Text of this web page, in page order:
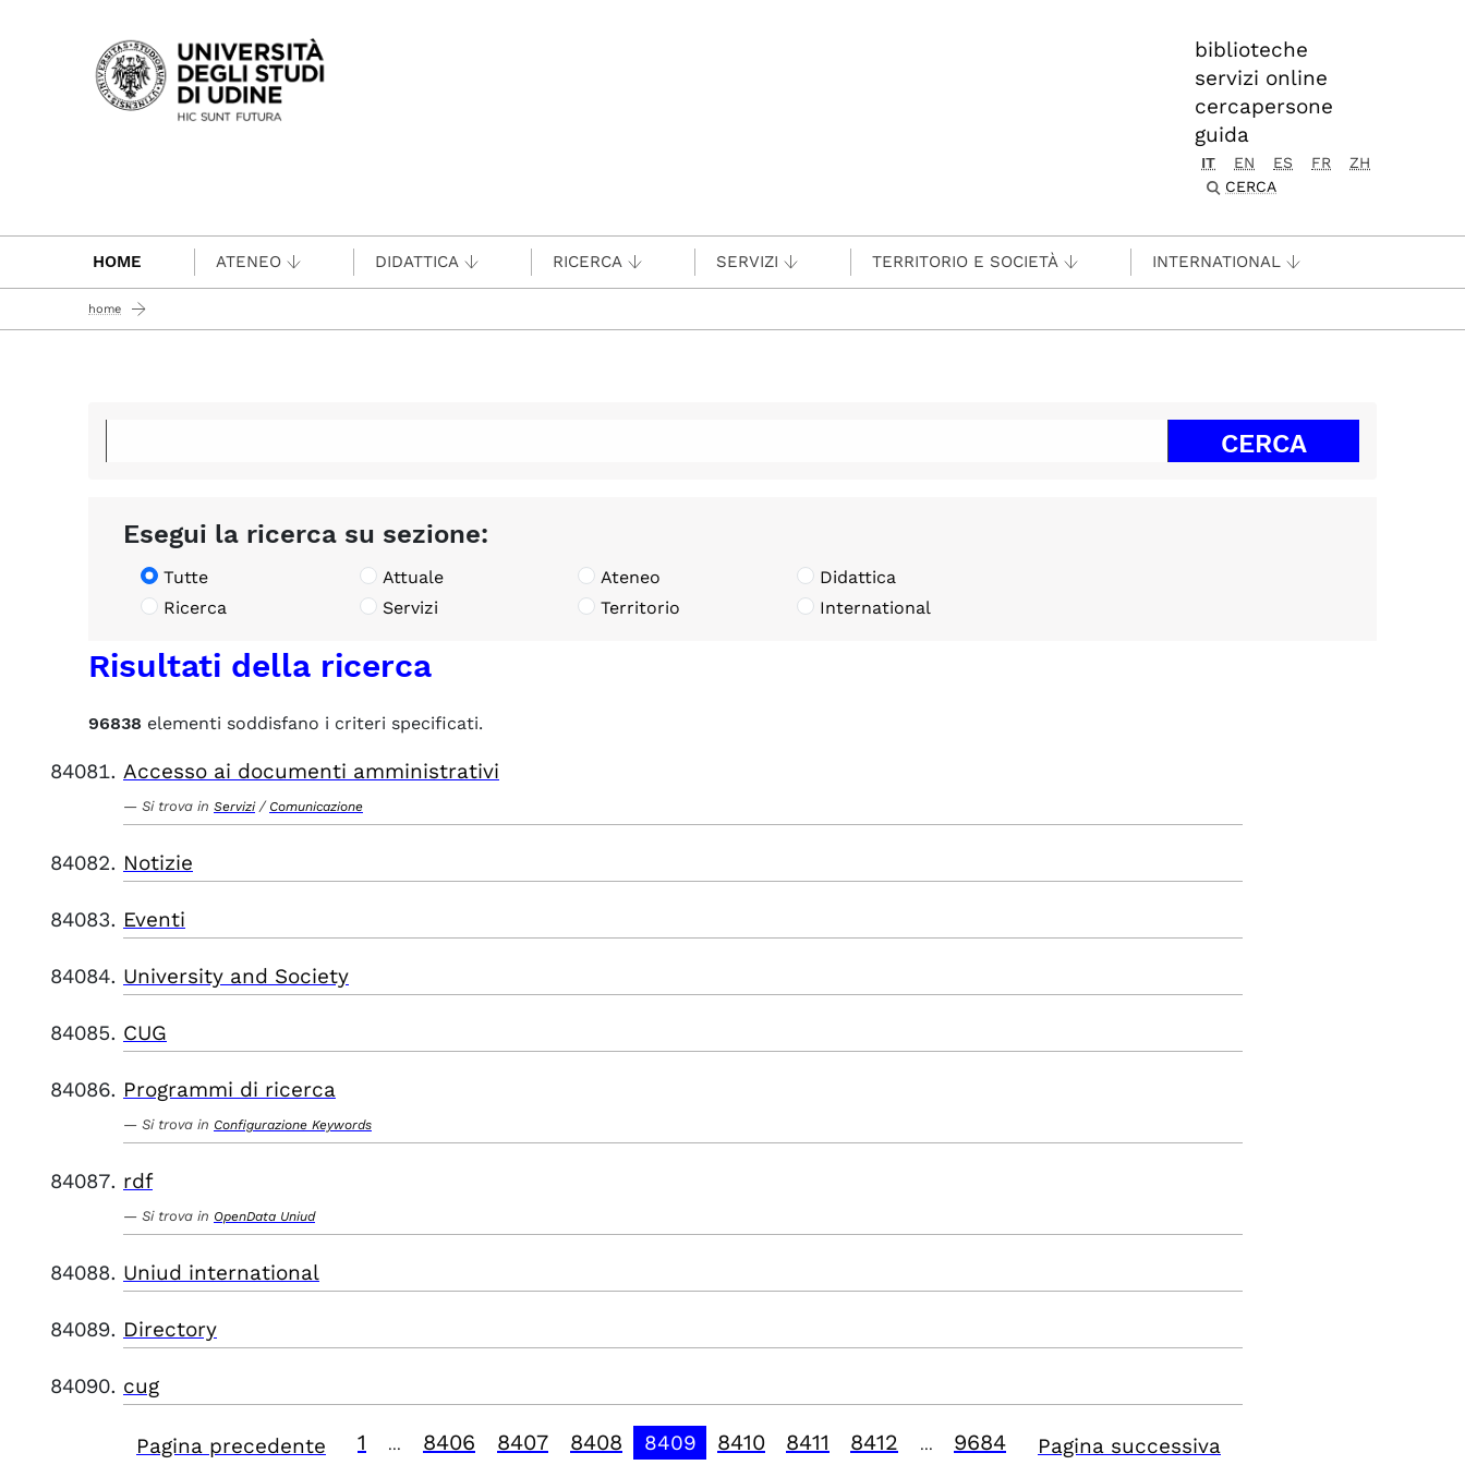
Passa al contenuto principale
biblioteche
servizi online
cercapersone
guida
IT EN ES FR
ZH
CERCA
HOME ATENEO DIDATTICA RICERCA SERVIZI TERRITORIO E SOCIETÀ INTERNATIONAL
home
Esegui la ricerca su sezione:
Tutte Attuale Ateneo
Didattica
Ricerca
Servizi Territorio International
Risultati della ricerca
96838 elementi soddisfano i criteri specificati.
Accesso ai documenti amministrativi
Si trova in Servizi / Comunicazione
Notizie
Eventi
University and Society
CUG
Programmi di ricerca
Si trova in Configurazione Keywords
rdf
Si trova in OpenData Uniud
Uniud international
Directory
cug
Pagina precedente 1 8406 8407 8408 8409 8410 8411 8412 9684 Pagina successiva